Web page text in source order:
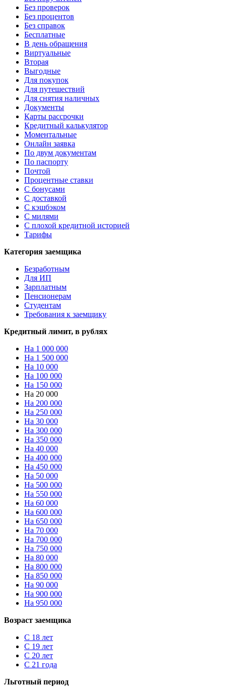
Без проверок
Без процентов
Без справок
Бесплатные
В день обращения
Виртуальные
Вторая
Выгодные
Для покупок
Для путешествий
Для снятия наличных
Документы
Карты рассрочки
Кредитный калькулятор
Моментальные
Онлайн заявка
По двум документам
По паспорту
Почтой
Процентные ставки
С бонусами
С доставкой
С кэшбэком
С милями
С плохой кредитной историей
Тарифы
Категория заемщика
Безработным
Для ИП
Зарплатным
Пенсионерам
Студентам
Требования к заемщику
Кредитный лимит, в рублях
На 1 000 000
На 1 500 000
На 10 000
На 100 000
На 150 000
На 20 000
На 200 000
На 250 000
На 30 000
На 300 000
На 350 000
На 40 000
На 400 000
На 450 000
На 50 000
На 500 000
На 550 000
На 60 000
На 600 000
На 650 000
На 70 000
На 700 000
На 750 000
На 80 000
На 800 000
На 850 000
На 90 000
На 900 000
На 950 000
Возраст заемщика
С 18 лет
С 19 лет
С 20 лет
С 21 года
Льготный период